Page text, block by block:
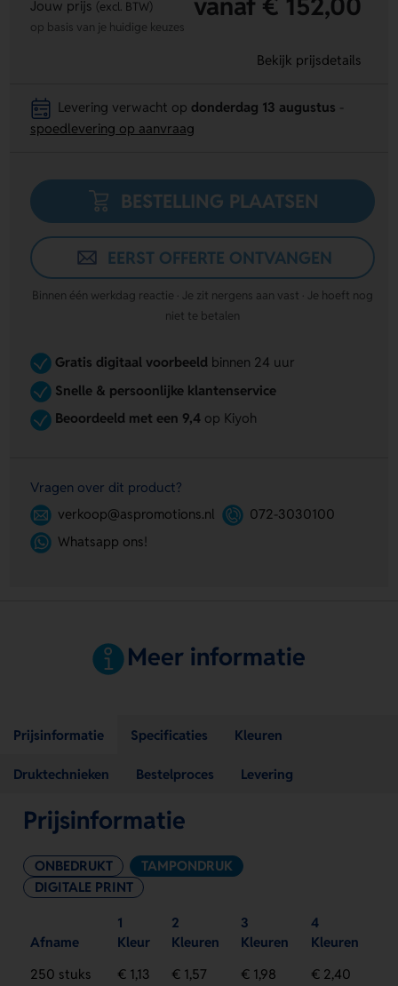
Jouw prijs (excl. BTW)
op basis van je huidige keuzes
Bekijk prijsdetails
Levering verwacht op donderdag 13 augustus
spoedlevering op aanvraag
BESTELLING PLAATSEN
EERST OFFERTE ONTVANGEN
Binnen één werkdag reactie · Je zit nergens aan vast · Je hoeft nog
niet te betalen
Gratis digitaal voorbeeld binnen 24 uur
Snelle & persoonlijke klantenservice
Beoordeeld met een 9,4op Kiyoh
Vragen over dit product?
verkoop@aspromotions.nl
072-3030100
Whatsapp ons!
Meer informatie
Prijsinformatie Specificaties Kleuren
Druktechnieken Bestelproces Levering
Prijsinformatie
ONBEDRUKT
TAMPONDRUK
DIGITALE PRINT
Afname
1
Kleur
2
Kleuren
3
Kleuren
4
Kleuren
250 stuks
€ 1,13 € 1,57 € 1,98 € 2,40